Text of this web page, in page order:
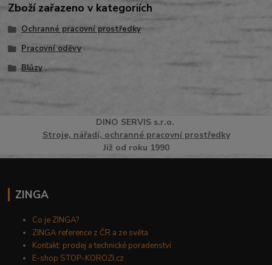
Zboží zařazeno v kategoriích
Ochranné pracovní prostředky
Pracovní oděvy
Blůzy
DINO SERVISs.r.o.
Stroje, nářadí, ochranné pracovní prostředky
Již od roku 1990
ZINGA
Co je ZINGA?
ZINGA reference z ČR a ze světa
Kontakt: prodej a technické poradenství
E-shop STOP-KOROZI.cz